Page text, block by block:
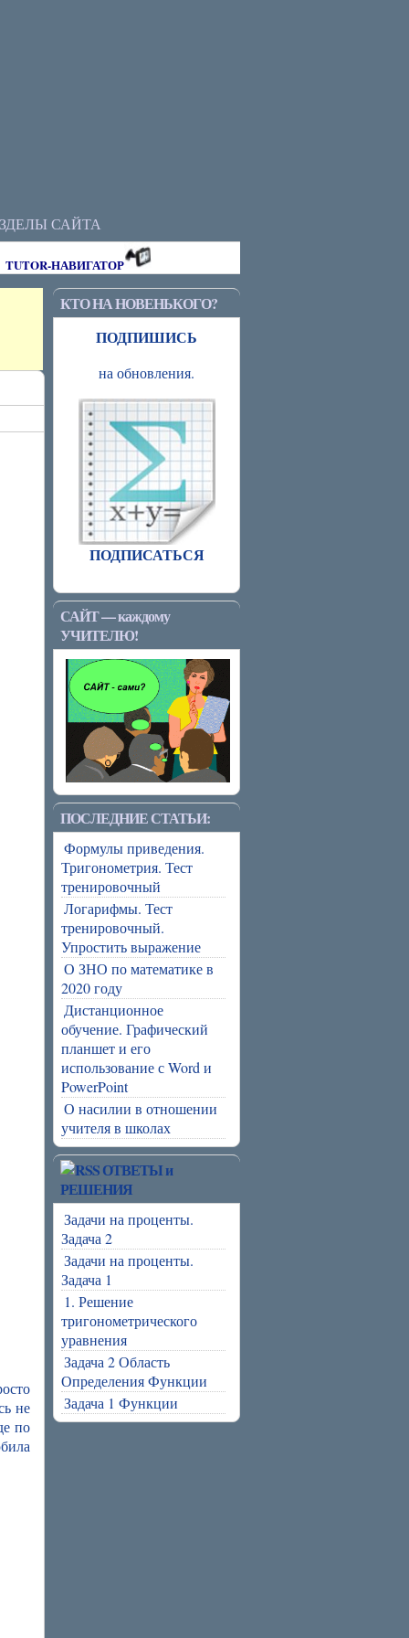
САЙТА
TUTOR-НАВИГАТОР
не
по
КТО НА НОВЕНЬКОГО?
ПОДПИШИСЬ
на обновления.
ПОДПИСАТЬСЯ
САЙТ — каждому
УЧИТЕЛЮ!
ПОСЛЕДНИЕ СТАТЬИ:
Формулы приведения.
Тригонометрия. Тест
тренировочный
Логарифмы. Тест
тренировочный.
Упростить выражение
О ЗНО по математике в
2020 году
Дистанционное
обучение. Графический
планшет и его
использование с Word и
PowerPoint
О насилии в отношении
учителя в школах
ОТВЕТЫ и
РЕШЕНИЯ
Задачи на проценты.
Задача 2
Задачи на проценты.
Задача 1
1. Решение
тригонометрического
уравнения
Задача 2 Область
Определения Функции
Задача 1 Функции